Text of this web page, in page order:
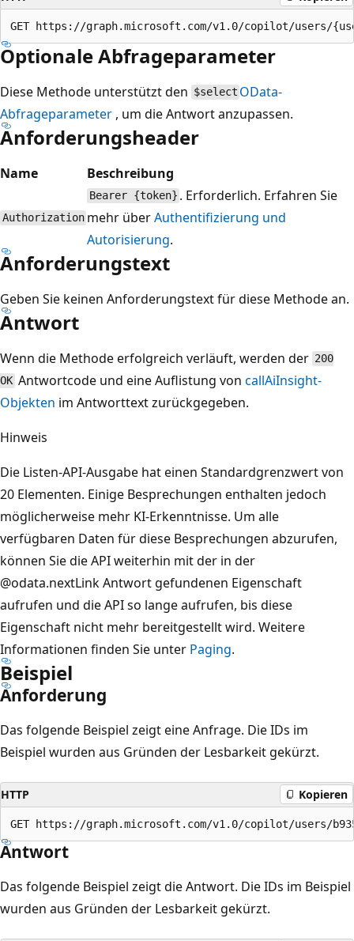
Optionale Abfrageparameter
Diese Methode unterstützt den $select OData-
Abfrageparameter , um die Antwort anzupassen.
Anforderungsheader
Name Beschreibung
Authorization
Bearer {token} . Erforderlich. Erfahren Sie
mehr überAuthentifizierung und
Autorisierung.
Anforderungstext
Geben Sie keinen Anforderungstext für diese Methode an.
Antwort
Wenn die Methode erfolgreich verläuft, werden der 200
OKAntwortcode und eine Auflistung von callAiInsight-
Objekten im Antworttext zurückgegeben.
Hinweis
Die Listen-API-Ausgabe hat einen Standardgrenzwert von
20 Elementen. Einige Besprechungen enthalten jedoch
möglicherweise mehr KI-Erkenntnisse. Um alle
verfügbaren Daten für diese Besprechungen abzurufen,
können Sie die API weiterhin mit der in der
@odata.nextLink Antwort gefundenen Eigenschaft
aufrufen und die API so lange aufrufen, bis diese
Eigenschaft nicht mehr bereitgestellt wird. Weitere
Informationen finden Sie unter Paging.
Beispiel
Anforderung
Das folgende Beispiel zeigt eine Anfrage. Die IDs im
Beispiel wurden aus Gründen der Lesbarkeit gekürzt.
HTTP Kopieren
Antwort
Das folgende Beispiel zeigt die Antwort. Die IDs im Beispiel
wurden aus Gründen der Lesbarkeit gekürzt.